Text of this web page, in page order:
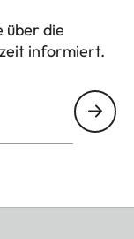
über die
informiert.